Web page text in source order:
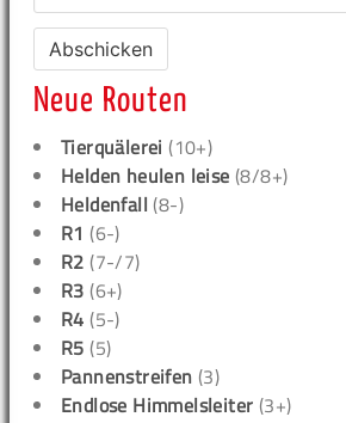
Neue Routen
Tierquälerei (10+)
Helden heulen leise (8/8+)
Heldenfall (8-)
R1 (6-)
R2 (7-/7)
R3 (6+)
R4 (5-)
R5 (5)
Pannenstreifen (3)
Endlose Himmelsleiter (3+)